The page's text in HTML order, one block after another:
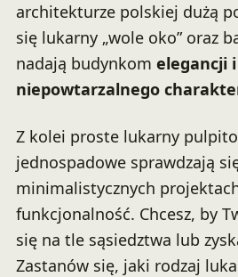
architekturze polskiej dużą
się lukarny „wole oko” oraz
nadają budynkom elegancji i
niepowtarzalnego
Z kolei proste lukarny
jednospadowe sprawdzają
minimalistycznych
funkcjonalność. Chcesz, by
się na tle sąsiedztwa lub
Zastanów się, jaki rodzaj